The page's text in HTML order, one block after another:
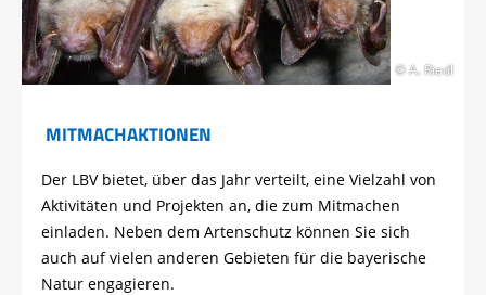
© A. Riedl
MITMACHAKTIONEN
Der LBV bietet, über das Jahr verteilt, eine Vielzahl von
Aktivitäten und Projekten an, die zum Mitmachen
einladen. Neben dem Artenschutz können Sie sich
auch auf vielen anderen Gebieten für die bayerische
Natur engagieren.